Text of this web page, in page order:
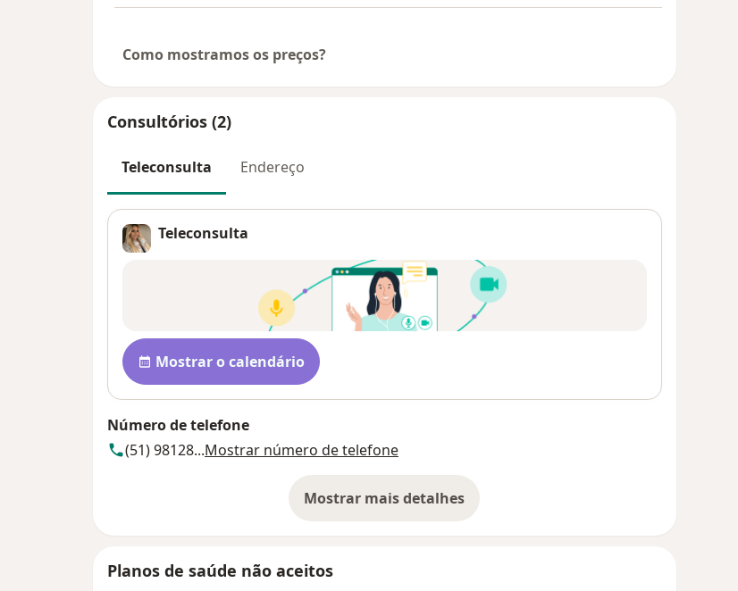
Como mostramos os preços?
Consultórios (2)
Teleconsulta Endereço
Teleconsulta
Disponibilidade
Mostrar o calendário
Número de telefone
(51) 98128...Mostrar número de telefone
Mostrar mais detalhes
sobre o endereço
Planos de saúde não aceitos